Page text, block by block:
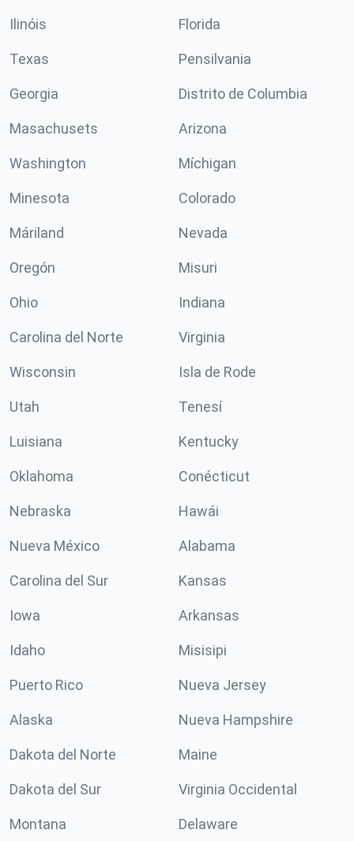
Ilinóis Florida
Texas Pensilvania
Georgia Distrito de Columbia
Masachusets Arizona
Washington Míchigan
Minesota Colorado
Máriland Nevada
Oregón Misuri
Ohio Indiana
Carolina del Norte Virginia
Wisconsin Isla de Rode
Utah Tenesí
Luisiana Kentucky
Oklahoma Conécticut
Nebraska Hawái
Nueva México Alabama
Carolina del Sur Kansas
Iowa Arkansas
Idaho Misisipi
Puerto Rico Nueva Jersey
Alaska Nueva Hampshire
Dakota del Norte Maine
Dakota del Sur Virginia Occidental
Montana Delaware